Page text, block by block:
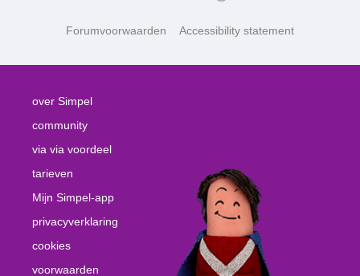
Forumvoorwaarden Accessibility statement
over Simpel
community
via via voordeel
tarieven
Mijn Simpel-app
privacyverklaring
cookies
voorwaarden